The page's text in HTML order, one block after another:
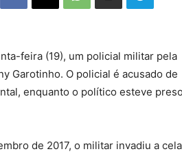
feira (19), um policial militar pela
Garotinho. O policial é acusado de
enquanto o político esteve
de 2017, o militar invadiu a cela